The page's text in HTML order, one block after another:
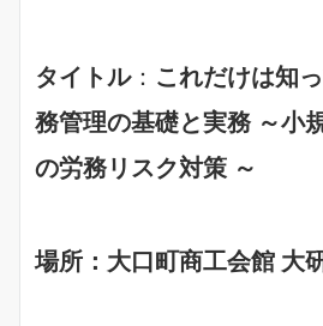
タイトル： これだけは知
務管理の基礎と実務 ～小
の労務リスク対策 ～
場所：大口町商工会館 大